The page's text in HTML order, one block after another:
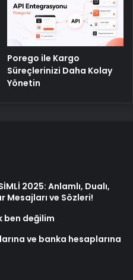
Porego ile Kargo
Süreçlerinizi Daha Kolay
Yönetin
2025: Anlamlı, Dualı,
Mesajları ve Sözleri!
ben değilim
ve banka hesaplarına